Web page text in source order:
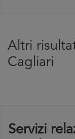
Altri
Cagliari
Servizi